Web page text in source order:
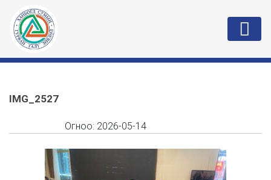
IMG_2527
Огноо: 2026-05-14